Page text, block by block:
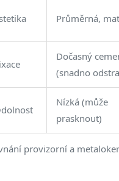
provizorní a
Průměrná,
Dočasný
(snadno
Nízká (může
prasknout)